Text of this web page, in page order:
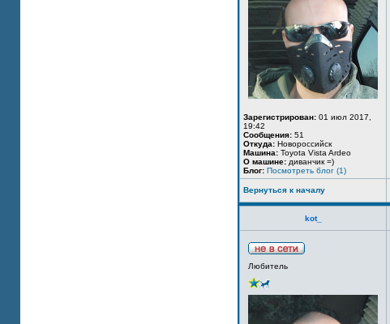
Зарегистрирован: 01 июл 2017,
19:42
Сообщения: 51
Откуда: Новороссийск
Машина: Toyota Vista Ardeo
О машине: диванчик =)
Блог: Посмотреть блог (1)
Вернуться к началу
kot_
Любитель